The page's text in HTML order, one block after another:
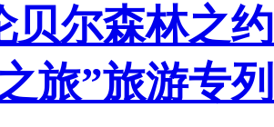
贝尔森林之
旅”旅游专